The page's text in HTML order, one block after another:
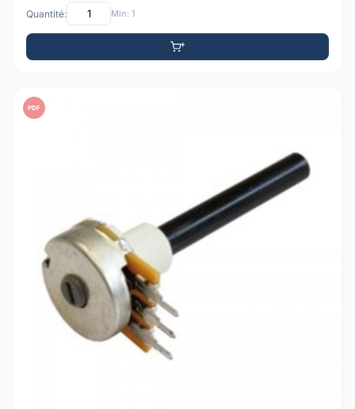
Quantité: Min: 1
PDF